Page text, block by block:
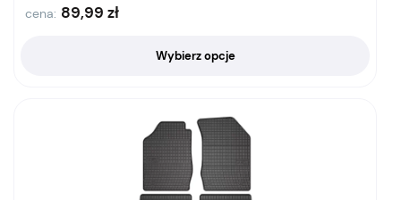
cena: 89,99 zł
Wybierz opcje